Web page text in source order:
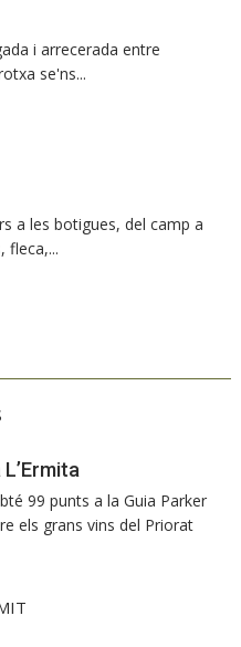
i arrecerada entre
se'ns...
a les botigues, del camp a
fleca,...
99 punts a la Guia Parker
els grans vins del Priorat